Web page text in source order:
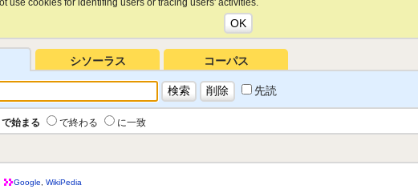
use cookies for identifing users or tracing users' activities.
シソーラス コーパス
先読
で始まる で終わる
に一致
Google WikiPedia